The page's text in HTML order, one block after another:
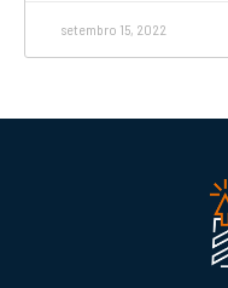
setembro 15, 2022